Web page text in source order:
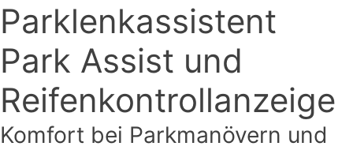
Parklenkassistent
Park Assist und
Reifenkontrollanzeige
Komfort bei Parkmanövern und